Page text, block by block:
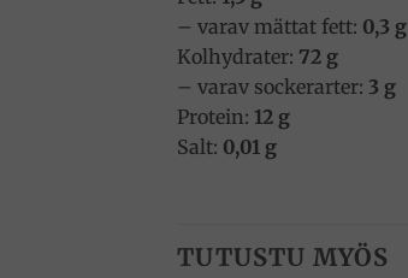
– varav mättat fett: 0,3 g
Kolhydrater: 72 g
– varav sockerarter: 3 g
Protein: 12 g
Salt: 0,01 g
TUTUSTU MYÖS